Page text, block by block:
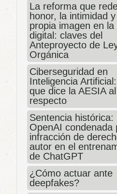
La reforma que
honor, la intimidad
propia imagen en la
digital: claves del
Anteproyecto de
Orgánica
Ciberseguridad en
Inteligencia
que dice la AESIA al
respecto
Sentencia histórica:
OpenAI condenada
infracción de
autor en el
de ChatGPT
¿Cómo actuar ante
deepfakes?